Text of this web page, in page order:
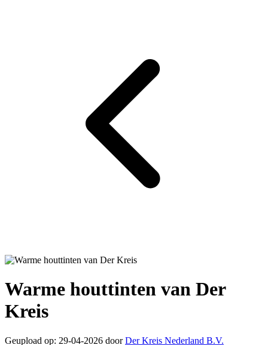
Warme houttinten van Der
Kreis
Geupload op: 29-04-2026 doorDer Kreis Nederland B.V.